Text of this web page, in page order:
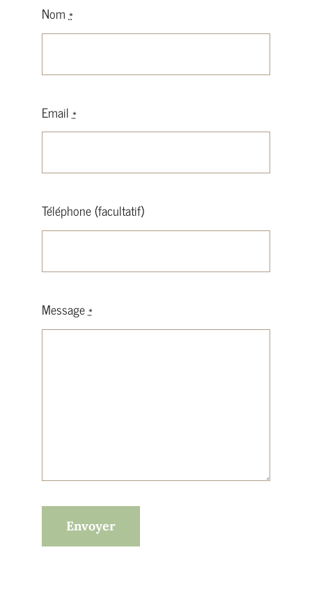
Nom *
Email *
Téléphone (facultatif)
Message*
Envoyer